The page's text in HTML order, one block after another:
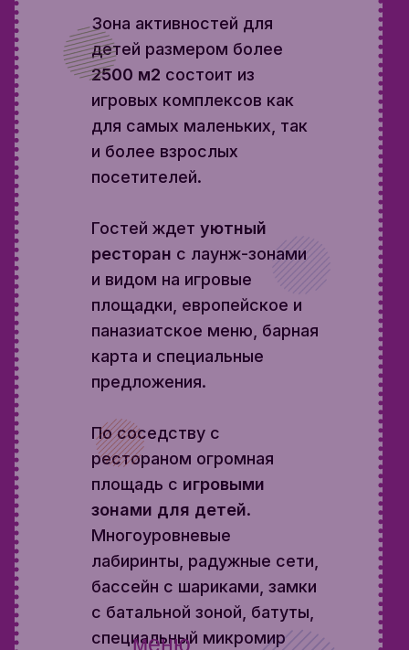
Зона активностей для
детей размером более
2500 м2 состоит из
игровых комплексов как
для самых маленьких, так
и более взрослых
посетителей.
Гостей ждет уютный
ресторан с лаунж-зонами
и видом на игровые
площадки, европейское и
паназиатское меню, барная
карта и специальные
предложения.
По соседству с
рестораном огромная
площадь с игровыми
зонами для детей.
Многоуровневые
лабиринты, радужные сети,
бассейн с шариками, замки
с батальной зоной, батуты,
специальный микромир
меню